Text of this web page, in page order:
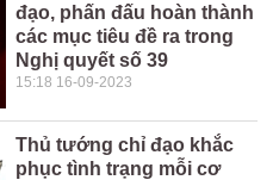
đạo, phấn đấu hoàn thành
các mục tiêu đề ra trong
Nghị quyết số 39
15:18 16-09-2023
Thủ tướng chỉ đạo khắc
phục tình trạng mỗi cơ